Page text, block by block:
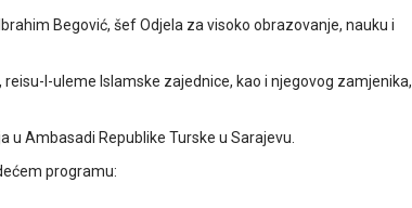
Begović, šef Odjela za visoko obrazovanje, nauku i
l-uleme Islamske zajednice, kao i njegovog zamjenika,
u Ambasadi Republike Turske u Sarajevu.
programu: